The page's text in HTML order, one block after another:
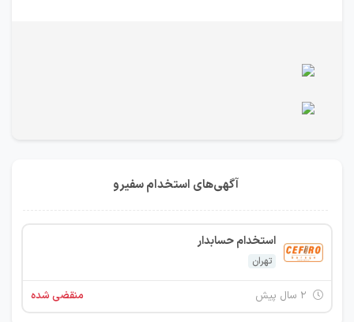
آگهی‌های استخدام سفیرو
استخدام حسابدار
تهران
منقضی شده